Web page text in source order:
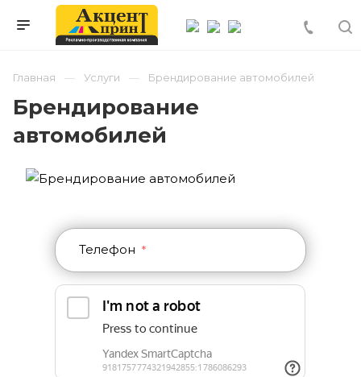
Главная Услуги Брендирование автомобилей
Брендирование
автомобилей
Телефон *